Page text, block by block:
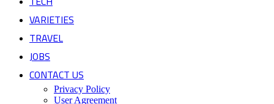
VARIETIES
TRAVEL
JOBS
CONTACT US
Privacy Policy
User Agreement